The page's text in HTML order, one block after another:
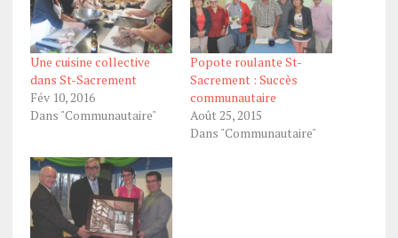
Une cuisine collective
dans St-Sacrement
Fév 10, 2016
Dans "Communautaire"
Popote roulante St-
Sacrement : Succès
communautaire
Août 25, 2015
Dans "Communautaire"